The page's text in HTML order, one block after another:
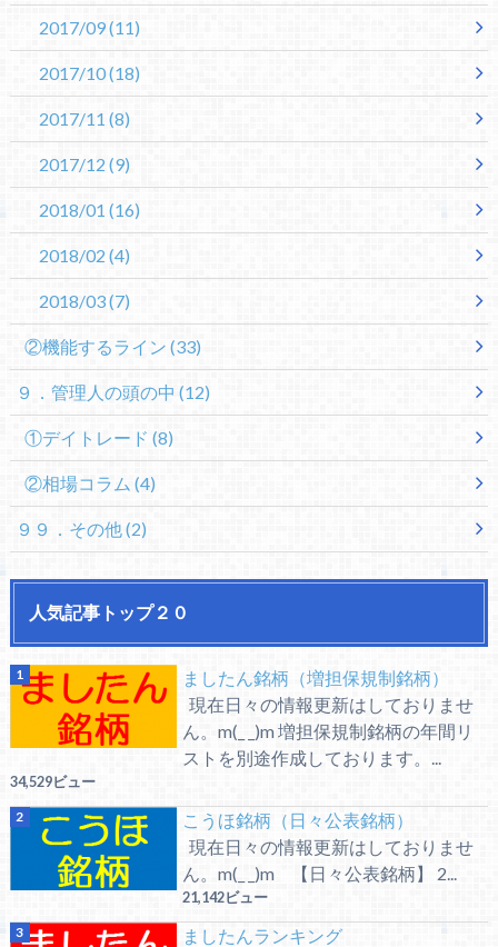
2017/09(11)
2017/10(18)
2017/11 (8)
2017/12 (9)
2018/01 (16)
2018/02 (4)
2018/03(7)
②機能するライン (33)
９．管理人の頭の中 (12)
①デイトレード (8)
②相場コラム (4)
９９．その他(2)
人気記事トップ２０
ましたん銘柄（増担保規制銘柄）
現在日々の情報更新はしておりませ
ん。m(_ _)m 増担保規制銘柄の年間リ
ストを別途作成しております。...
34,529ビュー
こうほ銘柄（日々公表銘柄）
現在日々の情報更新はしておりませ
ん。m(_ _)m 【日々公表銘柄】 2...
21,142ビュー
ましたんランキング